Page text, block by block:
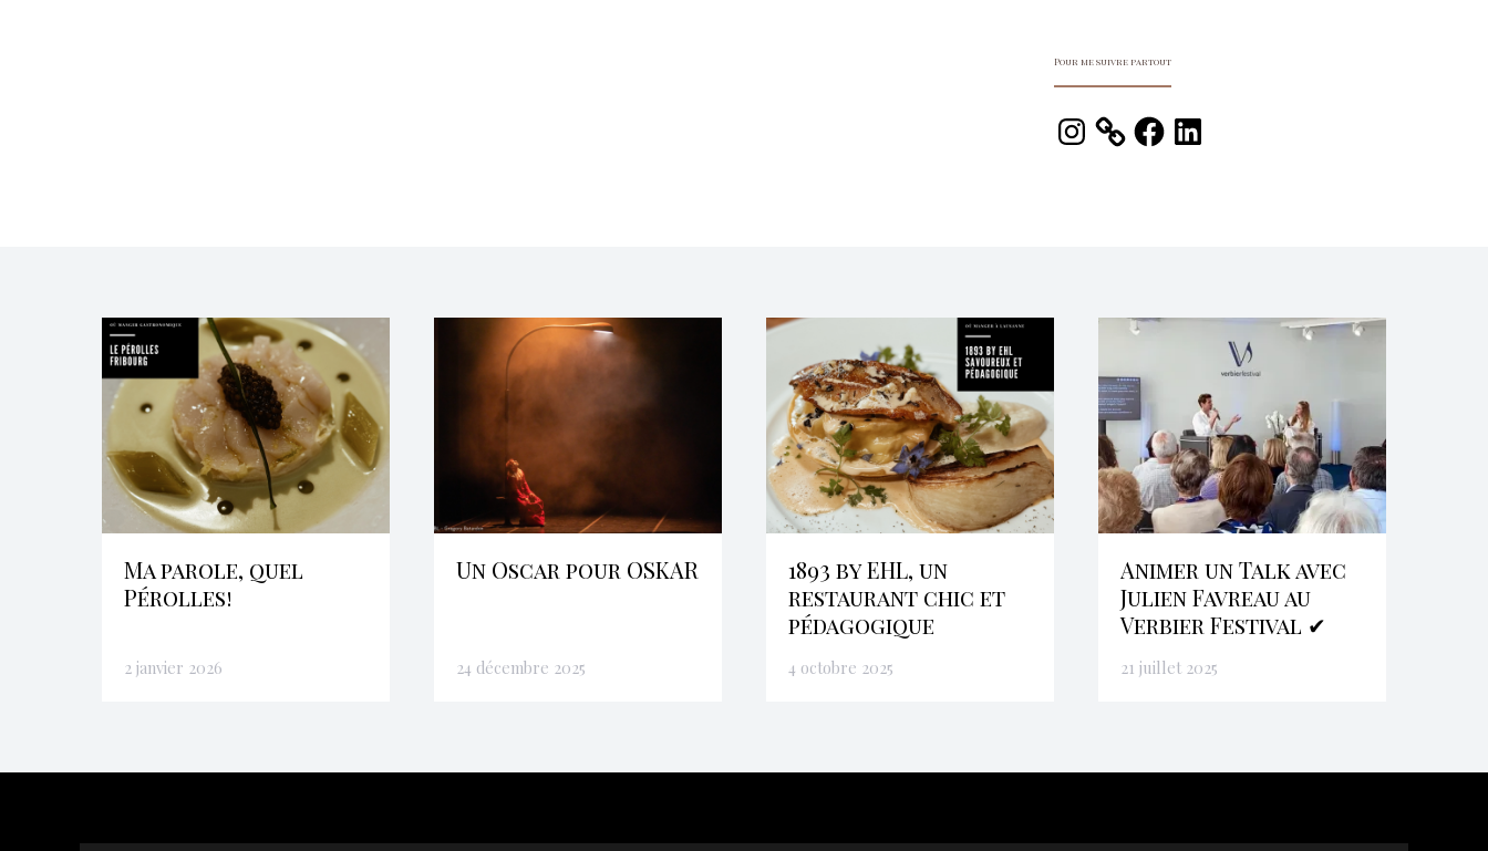
Pour me suivre partout
Instagram FacebookLinkedIn
Ma parole, quel
Pérolles!
2 janvier 2026
Un Oscar pour OSKAR
24 décembre 2025
1893 by EHL, un
restaurant chic et
pédagogique
4 octobre 2025
Animer un Talk avec
Julien Favreau au
Verbier Festival ✔
21 juillet 2025